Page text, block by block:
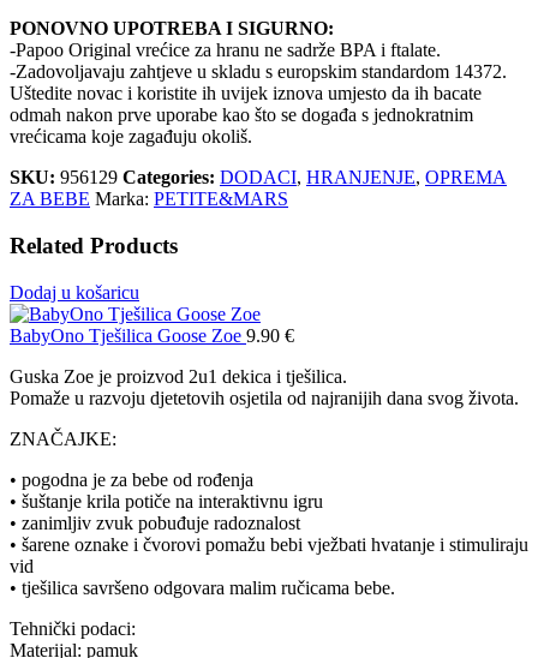
PONOVNO UPOTREBA I SIGURNO:
-Papoo Original vrećice za hranu ne sadrže BPA i ftalate.
-Zadovoljavaju zahtjeve u skladu s europskim standardom 14372.
Uštedite novac i koristite ih uvijek iznova umjesto da ih bacate
odmah nakon prve uporabe kao što se događa s jednokratnim
vrećicama koje zagađuju okoliš.
SKU: 956129 Categories: DODACI, HRANJENJE, OPREMA
ZA BEBE Marka: PETITE&MARS
Related Products
Dodaj u košaricu
BabyOno Tješilica Goose Zoe 9.90 €
Guska Zoe je proizvod 2u1 dekica i tješilica.
Pomaže u razvoju djetetovih osjetila od najranijih dana svog života.
ZNAČAJKE:
• pogodna je za bebe od rođenja
• šuštanje krila potiče na interaktivnu igru
• zanimljiv zvuk pobuđuje radoznalost
• šarene oznake i čvorovi pomažu bebi vježbati hvatanje i stimuliraju
vid
• tješilica savršeno odgovara malim ručicama bebe.
Tehnički podaci:
Materijal: pamuk